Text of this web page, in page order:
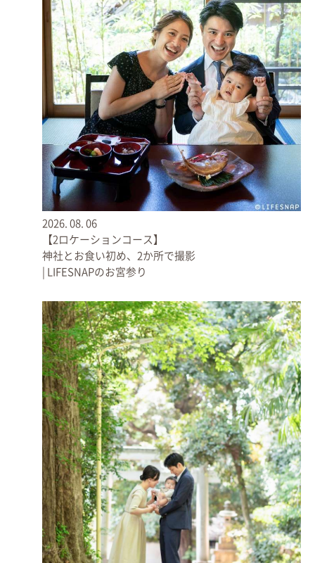
各シーンの様子やカメラマンのポイントと併せてご紹介し
ます◎
＊ご家族の参拝の流れに合わせて撮影いたしますので、すべてのシーン・
場所の撮影をお約束するものではありません。2025年6月以前の複数のご
家族の撮影実績に基づきご紹介させていただきます。
● お待ち合わせ
駐車場をご利用される方も多く、駐車場や鳥居の入口あた
りでお待ち合わせさせていただきます。
駐車場について
参拝者用に「南駐車場」と「北駐車場」があります。
北駐車場は土日祝日のみ利用可能ですが、青梅街道と早稲田通りが交差す
る通りに面した場所にあるため利用される方が多い印象です。
ただし、本殿までは歩いて5分以上かかります。もし、ご祖父母様など足
腰にご不安な場合、南駐車場に車を停め、近くのある扉のある門から入る
とすぐに境内に入ることができます。
2026. 08. 06
【2ロケーションコース】
神社とお食い初め、2か所で撮影
| LIFESNAPのお宮参り